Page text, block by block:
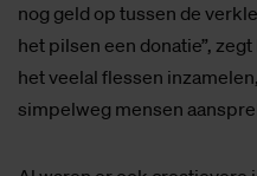
nog geld op tussen de
het pilsen een donatie”,
het veelal flessen
simpelweg mensen